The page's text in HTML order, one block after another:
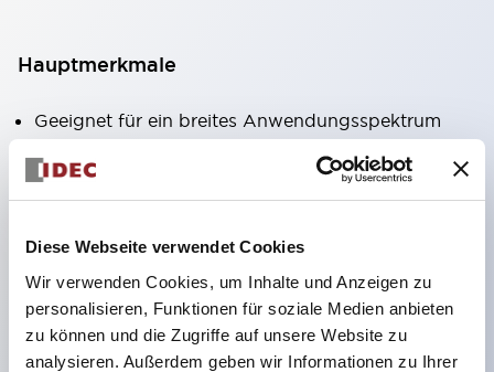
Diese Webseite verwendet Cookies
Wir verwenden Cookies, um Inhalte und Anzeigen zu
personalisieren, Funktionen für soziale Medien anbieten
zu können und die Zugriffe auf unsere Website zu
analysieren. Außerdem geben wir Informationen zu Ihrer
Hauptmerkmale
Geeignet für ein breites Anwendungsspektrum
von der Konsumelektronik bis zum FA-Bereich
LED-Beleuchtungseinheit mit integriertem
LED-Lampenkörper
Schutzarten IP40 und IP65 vollständig verfügbar
(IEC 60529)
UL- und CSA-zertifiziert. Entspricht EN (Europa)